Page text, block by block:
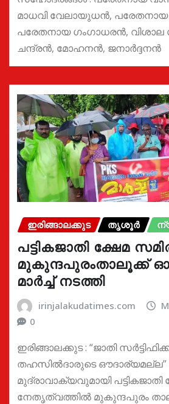
മാധവി വേലായുധൻ,
പരേതനായ ഗംഗാധരൻ, വിശാല
ചന്ദ്രൻ, മോഹനൻ, ജനാർദ്ദനൻ
ഇരിങ്ങാലക്കുട തൃശൂർ
പട്ടികജാതി ക്ഷേമ
മുകുന്ദപുരംതാലൂക്ക്
മാർച്ച് നടത്തി
irinjalakudatimes.com
0
ഇരിങ്ങാലക്കുട : “ജാതി
തഹസിൽദാരുടെ ഔദാര്യമല്ല”
മുദ്രാവാക്യവുമായി
നേതൃത്വത്തിൽ മുകുന്ദപുരം